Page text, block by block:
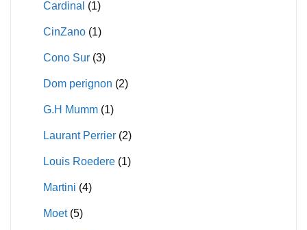
Cardinal (1)
CinZano (1)
Cono Sur (3)
Dom perignon (2)
G.H Mumm (1)
Laurant Perrier (2)
Louis Roedere (1)
Martini (4)
Moet (5)